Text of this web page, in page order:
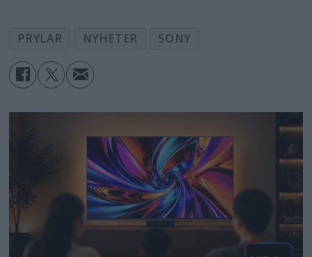
PRYLAR NYHETER SONY